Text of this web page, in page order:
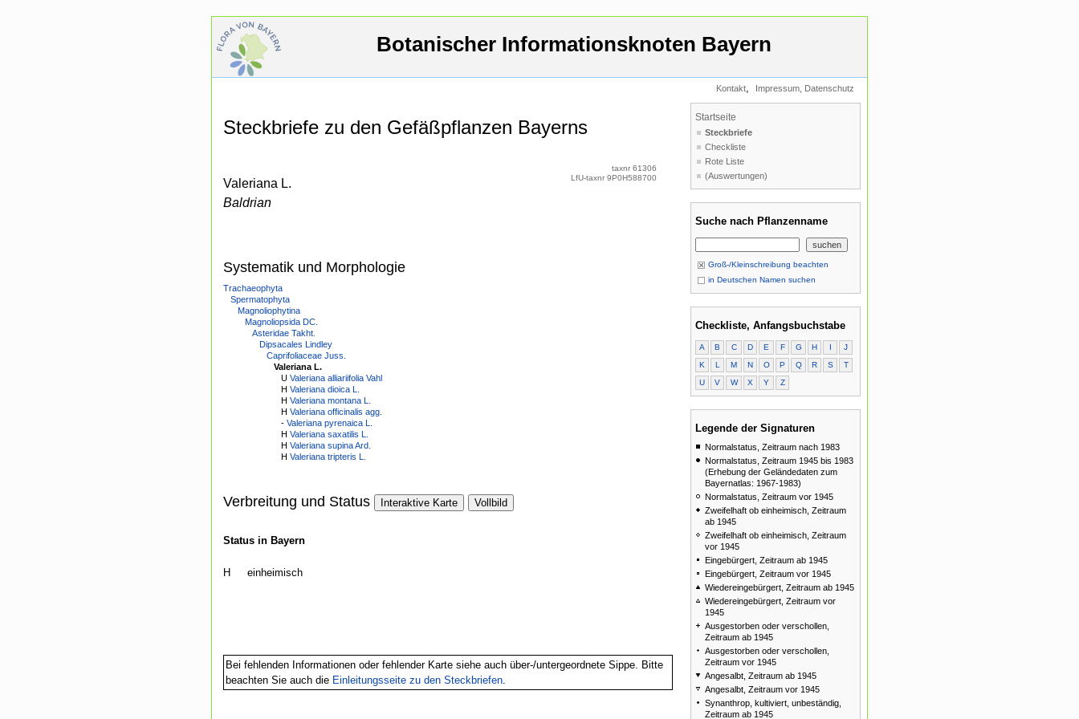
Botanischer Informationsknoten Bayern
Kontakt, Impressum, Datenschutz
Steckbriefe zu den Gefäßpflanzen Bayerns
Valeriana L.
Baldrian
taxnr 61306
LfU-taxnr 9P0H588700
Systematik und Morphologie
Trachaeophyta
Spermatophyta
Magnoliophytina
Magnoliopsida DC.
Asteridae Takht.
Dipsacales Lindley
Caprifoliaceae Juss.
Valeriana L.
U Valeriana alliariifolia Vahl
H Valeriana dioica L.
H Valeriana montana L.
H Valeriana officinalis agg.
- Valeriana pyrenaica L.
H Valeriana saxatilis L.
H Valeriana supina Ard.
H Valeriana tripteris L.
Verbreitung und Status Interaktive Karte Vollbild
Status in Bayern
H einheimisch
Bei fehlenden Informationen oder fehlender Karte siehe auch über-/untergeordnete Sippe. Bitte
beachten Sie auch die Einleitungsseite zu den Steckbriefen.
Startseite
Steckbriefe
Checkliste
Rote Liste
(Auswertungen)
Suche nach Pflanzenname
Groß-/Kleinschreibung beachten
in Deutschen Namen suchen
Checkliste, Anfangsbuchstabe
A B C D E F G H I
J
K
L M N O P Q R S
T
U
V W X Y Z
Legende der Signaturen
Normalstatus, Zeitraum nach 1983
Normalstatus, Zeitraum 1945 bis 1983
(Erhebung der Geländedaten zum
Bayernatlas: 1967-1983)
Normalstatus, Zeitraum vor 1945
Zweifelhaft ob einheimisch, Zeitraum
ab 1945
Zweifelhaft ob einheimisch, Zeitraum
vor 1945
Eingebürgert, Zeitraum ab 1945
Eingebürgert, Zeitraum vor 1945
Wiedereingebürgert, Zeitraum ab 1945
Wiedereingebürgert, Zeitraum vor
1945
Ausgestorben oder verschollen,
Zeitraum ab 1945
Ausgestorben oder verschollen,
Zeitraum vor 1945
Angesalbt, Zeitraum ab 1945
Angesalbt, Zeitraum vor 1945
Synanthrop, kultiviert, unbeständig,
Zeitraum ab 1945